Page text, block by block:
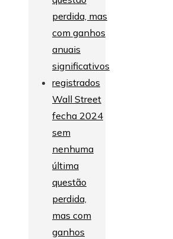
Wall Street
fecha 2024
sem
nenhuma
última
questão
perdida,
mas com
ganhos